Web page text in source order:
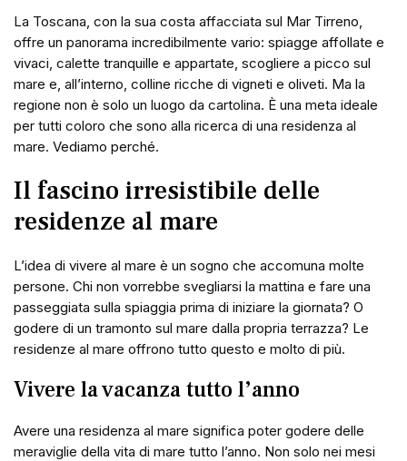
La Toscana, con la sua costa affacciata sul Mar Tirreno,
offre un panorama incredibilmente vario: spiagge affollate e
vivaci, calette tranquille e appartate, scogliere a picco sul
mare e, all’interno, colline ricche di vigneti e oliveti. Ma la
regione non è solo un luogo da cartolina. È una meta ideale
per tutti coloro che sono alla ricerca di una residenza al
mare. Vediamo perché.
Il fascino irresistibile delle
residenze al mare
L’idea di vivere al mare è un sogno che accomuna molte
persone. Chi non vorrebbe svegliarsi la mattina e fare una
passeggiata sulla spiaggia prima di iniziare la giornata? O
godere di un tramonto sul mare dalla propria terrazza? Le
residenze al mare offrono tutto questo e molto di più.
Vivere la vacanza tutto l’anno
Avere una residenza al mare significa poter godere delle
meraviglie della vita di mare tutto l’anno. Non solo nei mesi